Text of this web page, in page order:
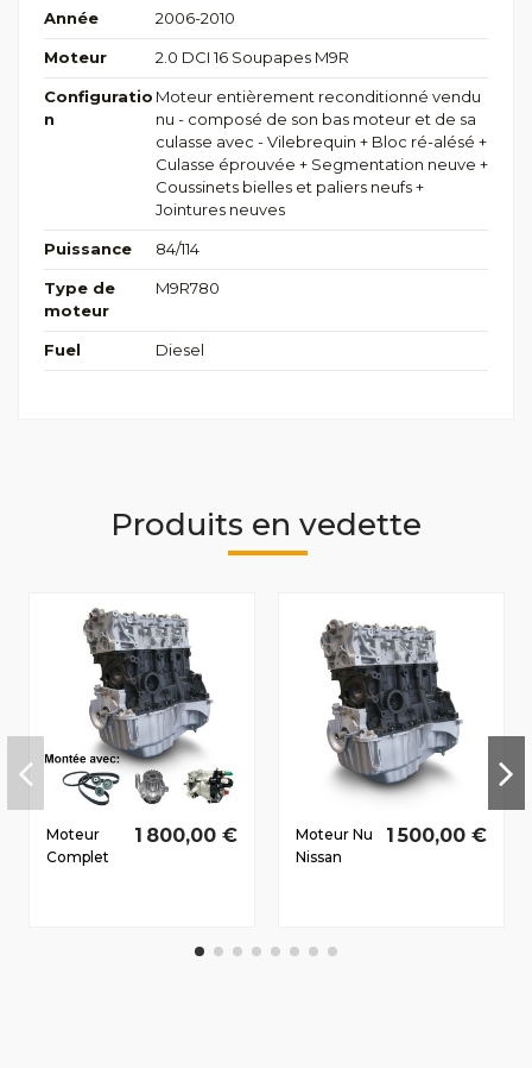
Année 2006-2010
Moteur 2.0 DCI 16 Soupapes M9R
Configuratio
n
Moteur entièrement reconditionné vendu
nu - composé de son bas moteur et de sa
culasse avec - Vilebrequin + Bloc ré-alésé +
Culasse éprouvée + Segmentation neuve +
Coussinets bielles et paliers neufs +
Jointures neuves
Puissance 84/114
Type de
moteur
M9R780
Fuel Diesel
Produits en vedette
Moteur
Complet
1 800,00 €
Moteur Nu
Nissan
K9K276
1 500,00 €